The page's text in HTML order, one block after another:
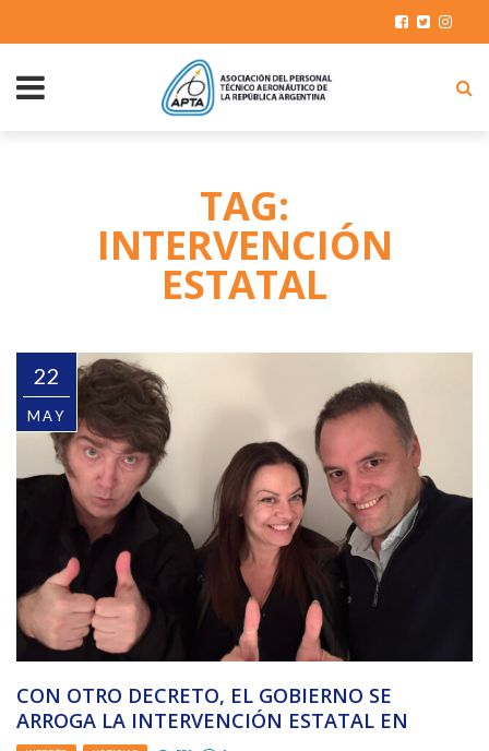
TAG:
INTERVENCIÓN
ESTATAL
22
MAY
CON OTRO DECRETO, EL GOBIERNO SE
ARROGA LA INTERVENCIÓN ESTATAL EN
SINDICATOS PARA CASOS QUE ...